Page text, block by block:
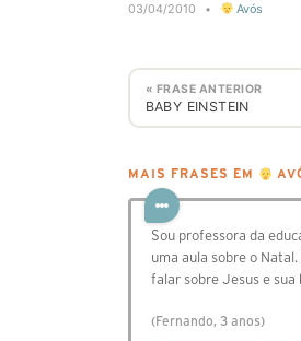
03/04/2010 • Avós
« FRASE ANTERIOR
BABY EINSTEIN
MAIS FRASES EM
Sou professora da
uma aula sobre o
falar sobre Jesus e sua
(Fernando, 3 anos)